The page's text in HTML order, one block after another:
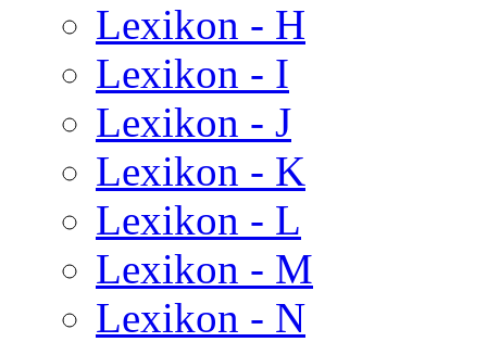
Lexikon - H
Lexikon - I
Lexikon - J
Lexikon - K
Lexikon - L
Lexikon - M
Lexikon - N